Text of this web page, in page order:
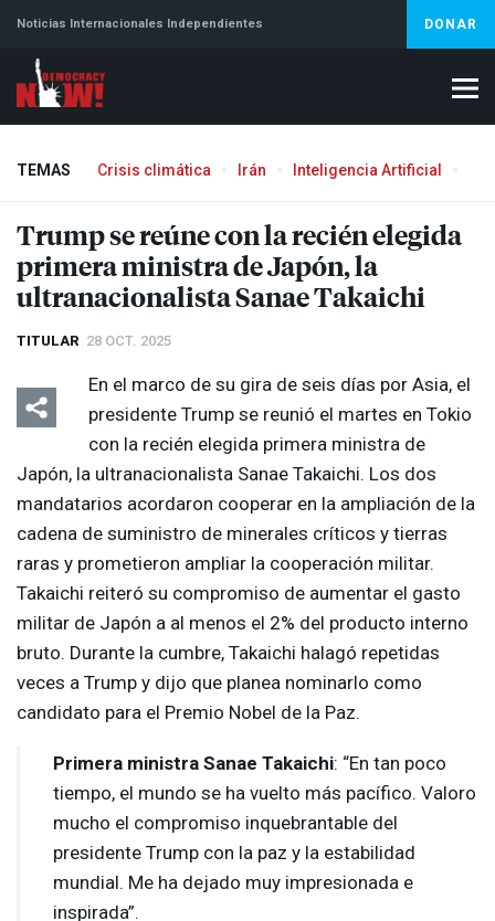
Noticias Internacionales Independientes DONAR
TEMAS Crisis climática Irán Inteligencia Artificial
Trump se reúne con la recién elegida
primera ministra de Japón, la
ultranacionalista Sanae Takaichi
TITULAR 28 OCT. 2025
En el marco de su gira de seis días por Asia, el
presidente Trump se reunió el martes en Tokio
con la recién elegida primera ministra de
Japón, la ultranacionalista Sanae Takaichi. Los dos
mandatarios acordaron cooperar en la ampliación de la
cadena de suministro de minerales críticos y tierras
raras y prometieron ampliar la cooperación militar.
Takaichi reiteró su compromiso de aumentar el gasto
militar de Japón a al menos el 2% del producto interno
bruto. Durante la cumbre, Takaichi halagó repetidas
veces a Trump y dijo que planea nominarlo como
candidato para el Premio Nobel de la Paz.
Primera ministra Sanae Takaichi: “En tan poco
tiempo, el mundo se ha vuelto más pacífico. Valoro
mucho el compromiso inquebrantable del
presidente Trump con la paz y la estabilidad
mundial. Me ha dejado muy impresionada e
inspirada”.